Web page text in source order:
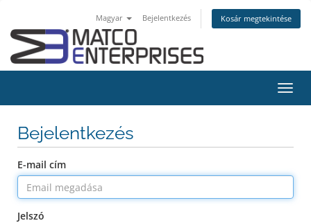
Magyar Bejelentkezés Kosár megtekintése
a
Bejelentkezés
E-mail cím
Jelszó